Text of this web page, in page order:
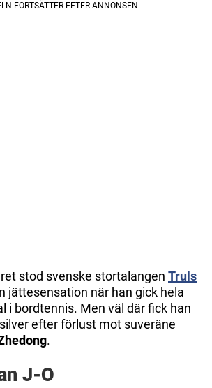
stod svenske stortalangen Truls
jättesensation när han gick hela
i bordtennis. Men väl där fick han
efter förlust mot suveräne
.
J-O